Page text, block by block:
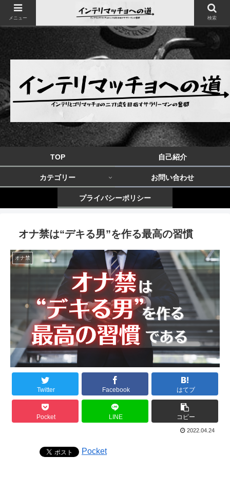
TOP 自己紹介
カテゴリー お問い合わせ
プライバシーポリシー
オナ禁は“デキる男”を作る最高の習慣
オナ禁
Twitter Facebook はてブ
Pocket LINE コピー
2022.04.24
Pocket
メニュー 検索